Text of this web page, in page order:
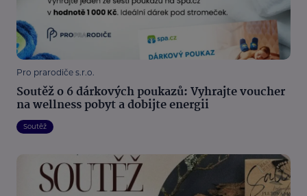
Pro prarodiče s.r.o.
Soutěž o 6 dárkových poukazů: Vyhrajte voucher
na wellness pobyt a dobijte energii
Soutěž